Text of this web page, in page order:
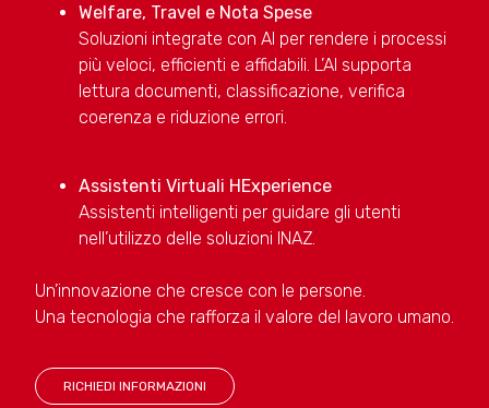
Welfare, Travel e Nota Spese
Soluzioni integrate con AI per rendere i processi
più veloci, efficienti e affidabili. L’AI supporta
lettura documenti, classificazione, verifica
coerenza e riduzione errori.
Assistenti Virtuali HExperience
Assistenti intelligenti per guidare gli utenti
nell’utilizzo delle soluzioni INAZ.
Un’innovazione che cresce con le persone.
Una tecnologia che rafforza il valore del lavoro umano.
RICHIEDI INFORMAZIONI